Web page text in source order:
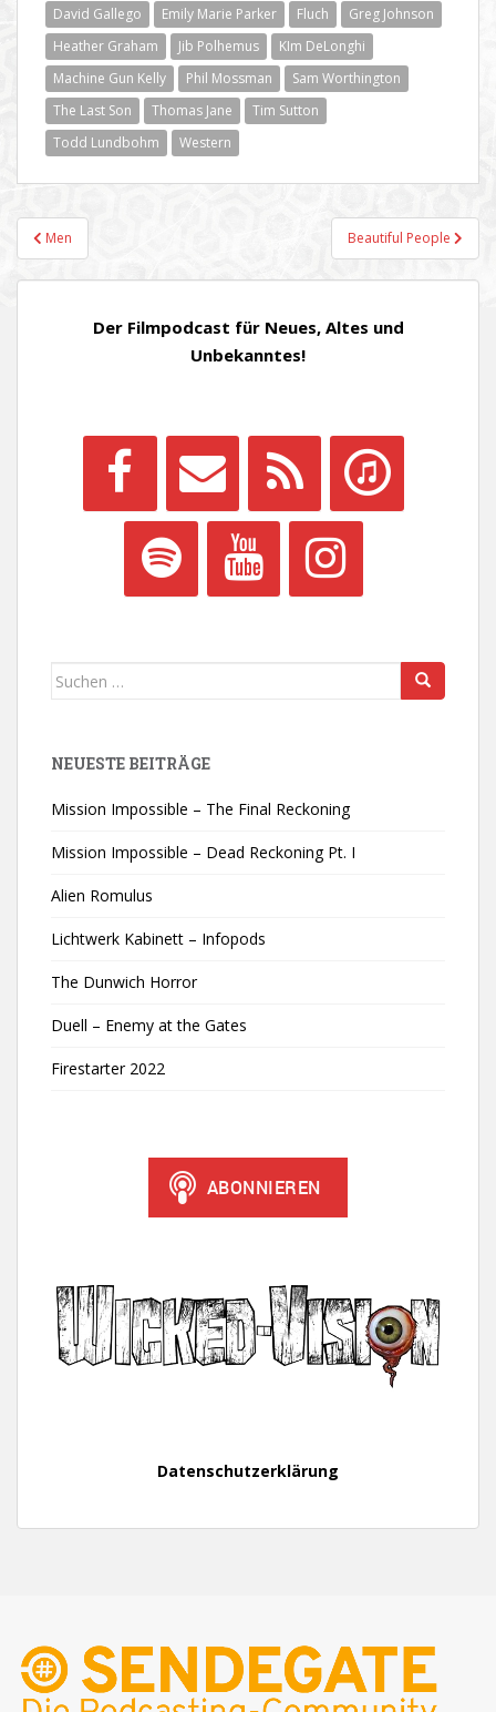
David Gallego
Emily Marie Parker Fluch
Greg Johnson
Heather Graham
Jib Polhemus
KIm DeLonghi
Machine Gun Kelly
Phil Mossman
Sam Worthington
The Last Son
Thomas Jane
Tim Sutton
Todd Lundbohm
Western
Beitragsnavigation
Men Beautiful People
Der Filmpodcast für Neues, Altes und
Unbekanntes!
Suchen
NEUESTE BEITRÄGE
Mission Impossible – The Final Reckoning
Mission Impossible – Dead Reckoning Pt. I
Alien Romulus
Lichtwerk Kabinett – Infopods
The Dunwich Horror
Duell – Enemy at the Gates
Firestarter 2022
Datenschutzerklärung